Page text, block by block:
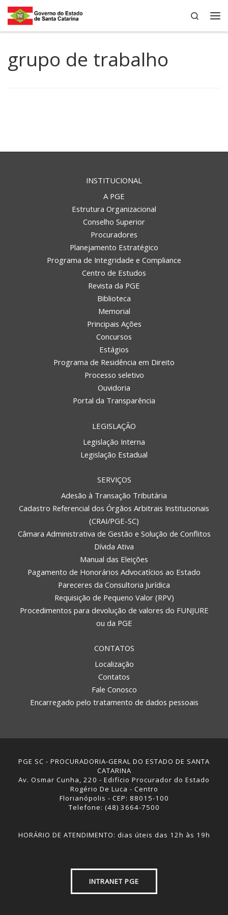
Skip to content
Search
grupo de trabalho
INSTITUCIONAL
A PGE
Estrutura Organizacional
Conselho Superior
Procuradores
Planejamento Estratégico
Programa de Integridade e Compliance
Centro de Estudos
Revista da PGE
Biblioteca
Memorial
Principais Ações
Concursos
Estágios
Programa de Residência em Direito
Processo seletivo
Ouvidoria
Portal da Transparência
LEGISLAÇÃO
Legislação Interna
Legislação Estadual
SERVIÇOS
Adesão à Transação Tributária
Cadastro Referencial dos Órgãos Arbitrais Institucionais
(CRAI/PGE-SC)
Câmara Administrativa de Gestão e Solução de Conflitos
Dívida Ativa
Manual das Eleições
Pagamento de Honorários Advocatícios ao Estado
Pareceres da Consultoria Jurídica
Requisição de Pequeno Valor (RPV)
Procedimentos para devolução de valores do FUNJURE
ou da PGE
CONTATOS
Localização
Contatos
Fale Conosco
Encarregado pelo tratamento de dados pessoais
PGE SC - PROCURADORIA-GERAL DO ESTADO DE SANTA
CATARINA
Av. Osmar Cunha, 220 - Edifício Procurador do Estado
Rogério De Luca - Centro
Florianópolis - CEP: 88015-100
Telefone: (48) 3664-7500
HORÁRIO DE ATENDIMENTO: dias úteis das 12h às 19h
INTRANET PGE